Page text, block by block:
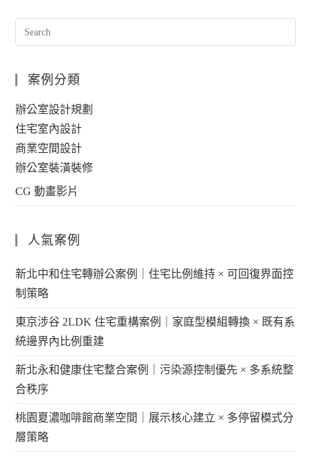
案例分類
辦公室設計規劃
住宅室內設計
商業空間設計
辦公室裝潢裝修
CG 動畫影片
人氣案例
新北中和住宅轉辦公案例｜住宅比例維持 × 可回復界面控
制策略
東京涉谷 2LDK 住宅重構案例｜家庭型模組轉換 × 既有系
統邊界內比例重建
新北永和健康住宅整合案例｜污染源控制優先 × 多系統整
合秩序
桃園夏濃咖啡館商業空間｜展示核心建立 × 多停留模式分
層策略